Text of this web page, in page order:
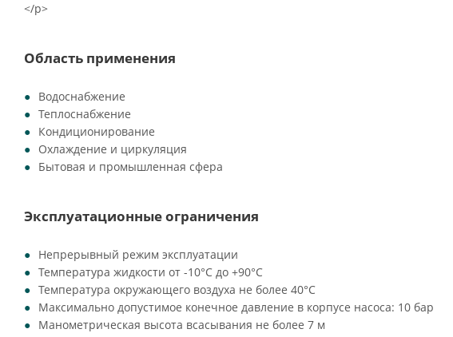
</p>
Область применения
Водоснабжение
Теплоснабжение
Кондиционирование
Охлаждение и циркуляция
Бытовая и промышленная сфера
Эксплуатационные ограничения
Непрерывный режим эксплуатации
Температура жидкости от -10°C до +90°C
Температура окружающего воздуха не более 40°C
Максимально допустимое конечное давление в корпусе насоса: 10 бар
Манометрическая высота всасывания не более 7 м